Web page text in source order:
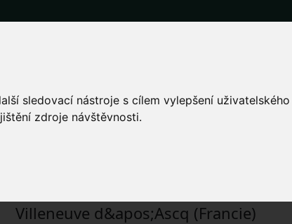
sledovací nástroje s cílem vylepšení
zdroje návštěvnosti.
na fotbalový
Villeneuve d&apos;Ascq (Francie)